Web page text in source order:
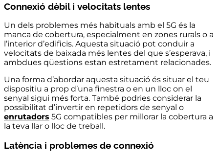
Connexió dèbil i velocitats lentes
Un dels problemes més habituals amb el 5G és la
manca de cobertura, especialment en zones rurals o a
l’interior d’edificis. Aquesta situació pot conduir a
velocitats de baixada més lentes del que s’esperava, i
ambdues qüestions estan estretament relacionades.
Una forma d’abordar aquesta situació és situar el teu
dispositiu a prop d’una finestra o en un lloc on el
senyal sigui més forta. També podries considerar la
possibilitat d’invertir en repetidors de senyal o
enrutadors 5G compatibles per millorar la cobertura a
la teva llar o lloc de treball.
Latència i problemes de connexió